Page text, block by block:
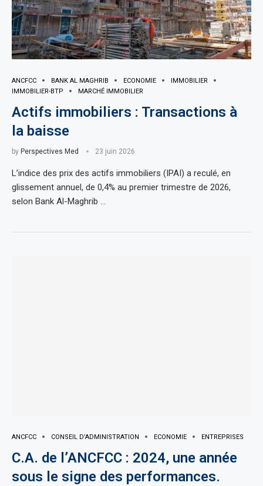
ANCFCC BANK AL MAGHRIB ECONOMIE
IMMOBILIER
IMMOBILIER-BTP
MARCHÉ IMMOBILIER
Actifs immobiliers : Transactions à
la baisse
by Perspectives Med 23 juin 2026
L’indice des prix des actifs immobiliers (IPAI) a reculé, en
glissement annuel, de 0,4% au premier trimestre de 2026,
selon Bank Al-Maghrib …
ANCFCC CONSEIL D’ADMINISTRATION ECONOMIE ENTREPRISES
C.A. de l’ANCFCC : 2024, une année
sous le signe des performances.